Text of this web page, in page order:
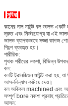
সুবিধা
কানের নাল মাউন্ট বল ভালভ
দ্রুত এবং নির্ভরযোগ্য যা এই
ভালভ ব্যাপকভাবে সজ্জা কাগজ
শিল্পে ব্যবহৃত হয়।
শারীরিক:
পৃথক শরীরের নকশা, বিভিন্ন
বল:
বলটি ট্রানজিওন মাউন্ট করা হয়,
আসনবিন্যাস কমিয়ে দেয়।
বল অবিকল machined এবং
সম্পূর্ণ bore নকশা প্রবাহ
আসন: